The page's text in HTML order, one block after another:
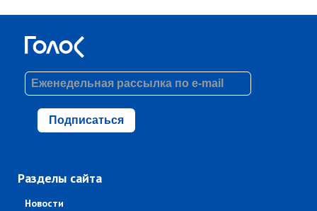
Подписаться
Разделы сайта
Новости